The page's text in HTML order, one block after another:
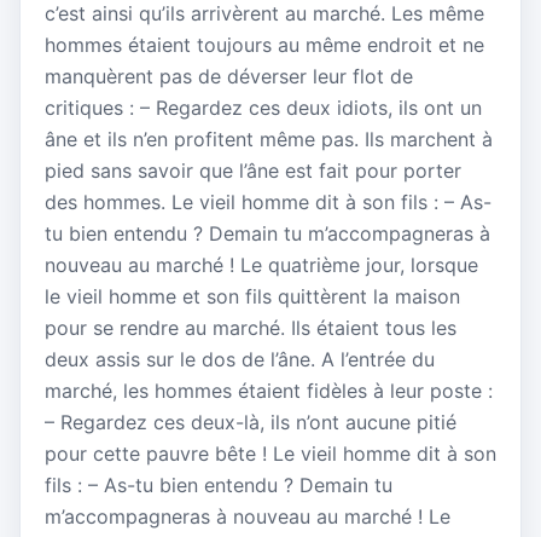
c’est ainsi qu’ils arrivèrent au marché. Les même
hommes étaient toujours au même endroit et ne
manquèrent pas de déverser leur flot de
critiques : – Regardez ces deux idiots, ils ont un
âne et ils n’en profitent même pas. Ils marchent à
pied sans savoir que l’âne est fait pour porter
des hommes. Le vieil homme dit à son fils : – As-
tu bien entendu ? Demain tu m’accompagneras à
nouveau au marché ! Le quatrième jour, lorsque
le vieil homme et son fils quittèrent la maison
pour se rendre au marché. Ils étaient tous les
deux assis sur le dos de l’âne. A l’entrée du
marché, les hommes étaient fidèles à leur poste :
– Regardez ces deux-là, ils n’ont aucune pitié
pour cette pauvre bête ! Le vieil homme dit à son
fils : – As-tu bien entendu ? Demain tu
m’accompagneras à nouveau au marché ! Le